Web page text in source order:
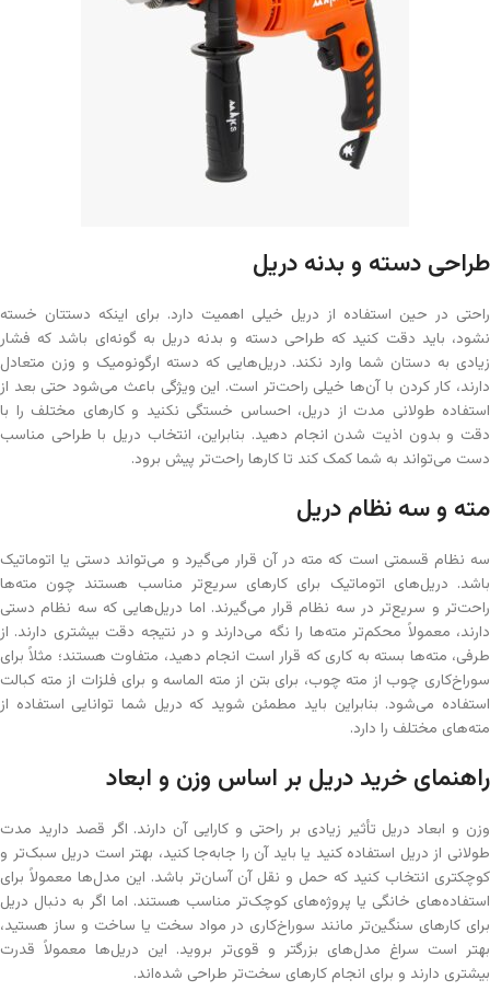
طراحی دسته و بدنه دریل
راحتی در حین استفاده از دریل خیلی اهمیت دارد. برای اینکه دستتان خسته
نشود، باید دقت کنید که طراحی دسته و بدنه دریل به گونه‌ای باشد که فشار
زیادی به دستان شما وارد نکند. دریل‌هایی که دسته ارگونومیک و وزن متعادل
دارند، کار کردن با آن‌ها خیلی راحت‌تر است. این ویژگی باعث می‌شود حتی بعد از
استفاده طولانی مدت از دریل، احساس خستگی نکنید و کارهای مختلف را با
دقت و بدون اذیت شدن انجام دهید. بنابراین، انتخاب دریل با طراحی مناسب
دست می‌تواند به شما کمک کند تا کارها راحت‌تر پیش برود.
مته و سه نظام دریل
سه نظام قسمتی است که مته در آن قرار می‌گیرد و می‌تواند دستی یا اتوماتیک
باشد. دریل‌های اتوماتیک برای کارهای سریع‌تر مناسب هستند چون مته‌ها
راحت‌تر و سریع‌تر در سه نظام قرار می‌گیرند. اما دریل‌هایی که سه نظام دستی
دارند، معمولاً محکم‌تر مته‌ها را نگه می‌دارند و در نتیجه دقت بیشتری دارند. از
طرفی، مته‌ها بسته به کاری که قرار است انجام دهید، متفاوت هستند؛ مثلاً برای
سوراخ‌کاری چوب از مته چوب، برای بتن از مته الماسه و برای فلزات از مته کبالت
استفاده می‌شود. بنابراین باید مطمئن شوید که دریل شما توانایی استفاده از
مته‌های مختلف را دارد.
راهنمای خرید دریل بر اساس وزن و ابعاد
وزن و ابعاد دریل تأثیر زیادی بر راحتی و کارایی آن دارند. اگر قصد دارید مدت
طولانی از دریل استفاده کنید یا باید آن را جابه‌جا کنید، بهتر است دریل سبک‌تر و
کوچکتری انتخاب کنید که حمل و نقل آن آسان‌تر باشد. این مدل‌ها معمولاً برای
استفاده‌های خانگی یا پروژه‌های کوچک‌تر مناسب هستند. اما اگر به دنبال دریل
برای کارهای سنگین‌تر مانند سوراخ‌کاری در مواد سخت یا ساخت و ساز هستید،
بهتر است سراغ مدل‌های بزرگتر و قوی‌تر بروید. این دریل‌ها معمولاً قدرت
بیشتری دارند و برای انجام کارهای سخت‌تر طراحی شده‌اند.